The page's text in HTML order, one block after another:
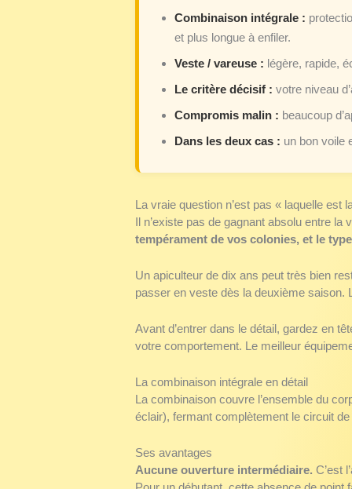
Combinaison intégrale :
et plus longue à enfiler.
Veste / vareuse : légère, rapide,
Le critère décisif : votre niveau
Compromis malin : beaucoup
Dans les deux cas : un bon voile
La vraie question n’est pas « laquelle est
Il n’existe pas de gagnant absolu entre
tempérament de vos colonies, et le
Un apiculteur de dix ans peut très bien
passer en veste dès la deuxième saison.
Avant d’entrer dans le détail, gardez en
votre comportement. Le meilleur
La combinaison intégrale en détail
La combinaison couvre l’ensemble du
éclair), fermant complètement le circuit
Ses avantages
Aucune ouverture intermédiaire. C’est